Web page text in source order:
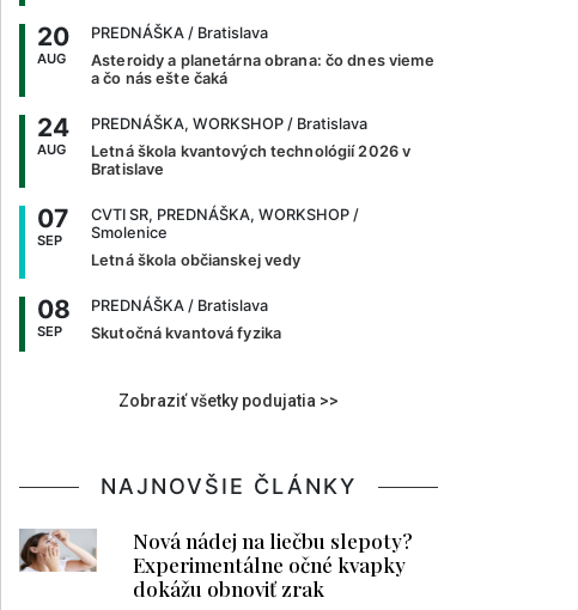
20
AUG
PREDNÁŠKA / Bratislava
Asteroidy a planetárna obrana: čo dnes vieme
a čo nás ešte čaká
24
AUG
PREDNÁŠKA, WORKSHOP / Bratislava
Letná škola kvantových technológií 2026 v
Bratislave
07
SEP
CVTI SR, PREDNÁŠKA, WORKSHOP /
Smolenice
Letná škola občianskej vedy
08
SEP
PREDNÁŠKA / Bratislava
Skutočná kvantová fyzika
Zobraziť všetky podujatia >>
NAJNOVŠIE ČLÁNKY
Nová nádej na liečbu slepoty?
Experimentálne očné kvapky
dokážu obnoviť zrak